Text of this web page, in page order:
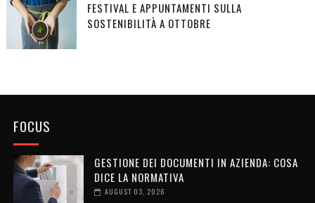
FESTIVAL E APPUNTAMENTI SULLA
SOSTENIBILITÀ A OTTOBRE
FOCUS
GESTIONE DEI DOCUMENTI IN AZIENDA: COSA
DICE LA NORMATIVA
AUGUST 03, 2026